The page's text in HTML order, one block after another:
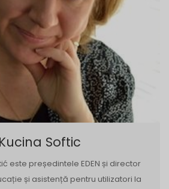
Softic
este președintele EDEN și director
și asistență pentru utilizatori la